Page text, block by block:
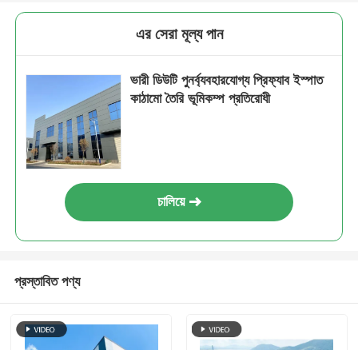
এর সেরা মূল্য পান
ভারী ডিউটি ​​পুনর্ব্যবহারযোগ্য প্রিফ্যাব ইস্পাত
কাঠামো তৈরি ভূমিকম্প প্রতিরোধী
চালিয়ে
প্রস্তাবিত পণ্য